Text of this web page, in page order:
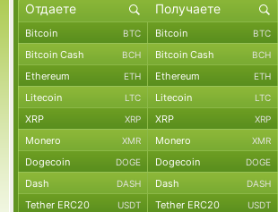
Bitcoin BTC Bitcoin BTC
Bitcoin Cash BCH Bitcoin Cash BCH
Ethereum ETH Ethereum ETH
Litecoin LTC Litecoin LTC
XRP XRP XRP XRP
Monero XMR Monero XMR
Dogecoin DOGE Dogecoin DOGE
Dash DASH Dash DASH
Tether ERC20 USDT Tether ERC20 USDT